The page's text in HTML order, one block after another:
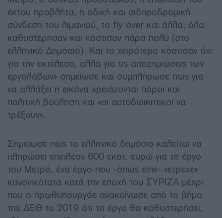
έκτου προβλήτα, η οδική και σιδηροδρομική
σύνδεση του λιμανιού, το fly over και άλλα, όλα
καθυστέρησαν και κόστισαν πάρα πολύ (στο
ελληνικό Δημόσιο). Και το χειρότερο κόστισαν όχι
για την εκτέλεση, αλλά για τις αποζημιώσεις των
εργολάβων» σημείωσε και συμπλήρωσε πως για
να αλλάξει η εικόνα χρειάζονται πόροι και
πολιτική βούληση και «οι αυτοδιοικητικοί να
τρέξουν».
Σημείωσε πως το ελληνικό δημόσιο καλείται να
πληρώσει επιπλέον 600 εκατ. ευρώ για το έργο
του Μετρό, ένα έργο που -όπως είπε- «έτρεχε»
κανονικότατα κατά την εποχή του ΣΥΡΙΖΑ μέχρι
που ο πρωθυπουργός ανακοίνωσε από το βήμα
της ΔΕΘ το 2019 ότι το έργο θα καθυστερήσει,